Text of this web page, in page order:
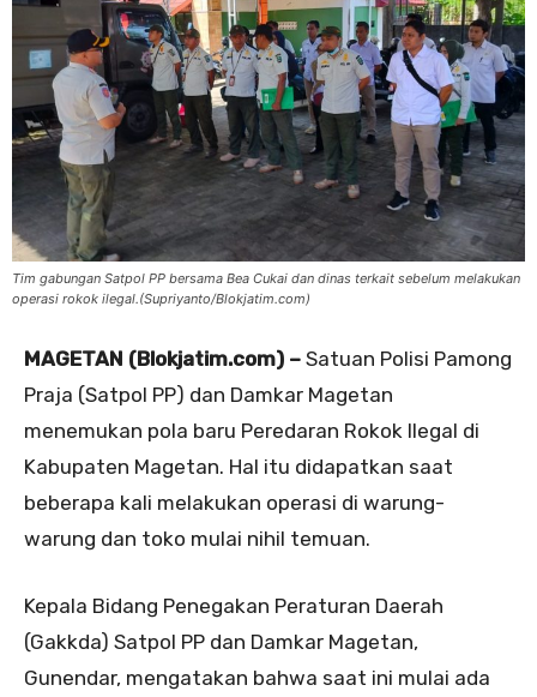
Tim gabungan Satpol PP bersama Bea Cukai dan dinas terkait sebelum melakukan
operasi rokok ilegal.(Supriyanto/Blokjatim.com)
MAGETAN (Blokjatim.com) – Satuan Polisi Pamong
Praja (Satpol PP) dan Damkar Magetan
menemukan pola baru Peredaran Rokok Ilegal di
Kabupaten Magetan. Hal itu didapatkan saat
beberapa kali melakukan operasi di warung-
warung dan toko mulai nihil temuan.
Kepala Bidang Penegakan Peraturan Daerah
(Gakkda) Satpol PP dan Damkar Magetan,
Gunendar, mengatakan bahwa saat ini mulai ada